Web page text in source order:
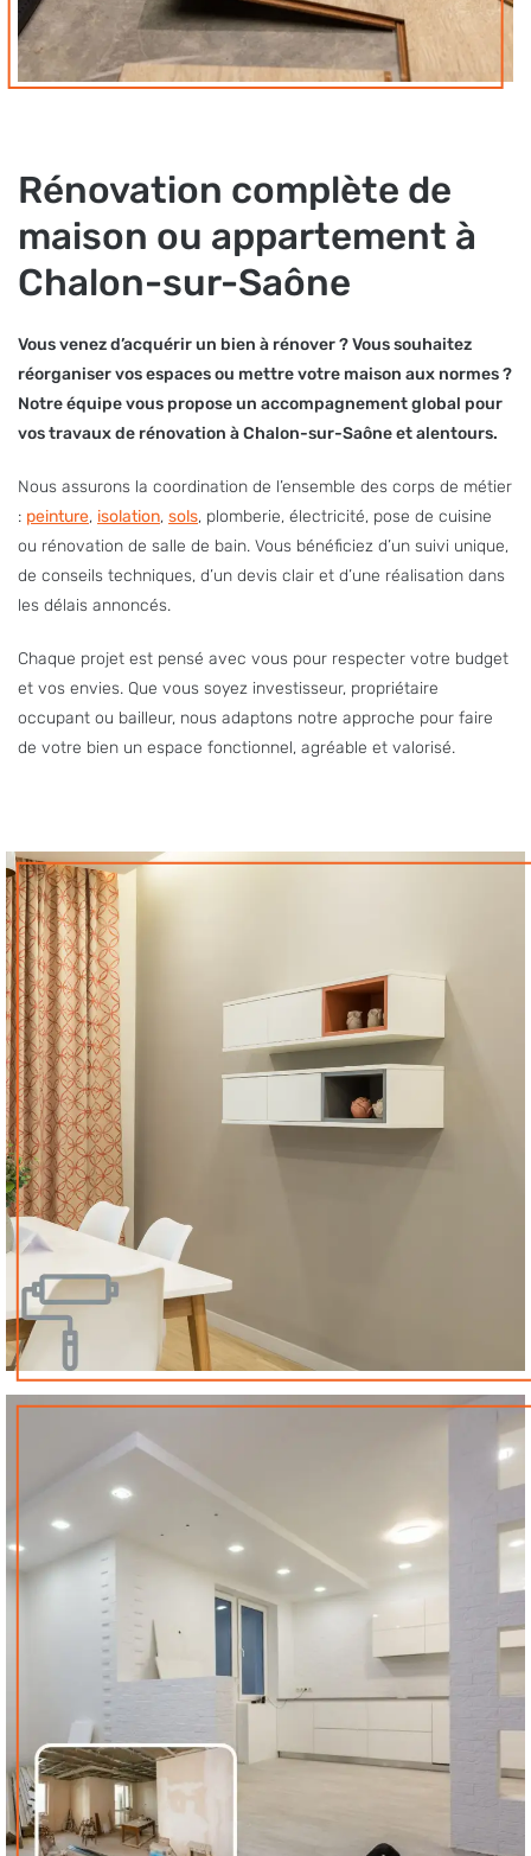
Rénovation complète de
maison ou appartement à
Chalon-sur-Saône
Vous venez d’acquérir un bien à rénover ? Vous souhaitez
réorganiser vos espaces ou mettre votre maison aux normes ?
Notre équipe vous propose un accompagnement global pour
vos travaux de rénovation à Chalon-sur-Saône et alentours.
Nous assurons la coordination de l’ensemble des corps de métier
: peinture, isolation, sols, plomberie, électricité, pose de cuisine
ou rénovation de salle de bain. Vous bénéficiez d’un suivi unique,
de conseils techniques, d’un devis clair et d’une réalisation dans
les délais annoncés.
Chaque projet est pensé avec vous pour respecter votre budget
et vos envies. Que vous soyez investisseur, propriétaire
occupant ou bailleur, nous adaptons notre approche pour faire
de votre bien un espace fonctionnel, agréable et valorisé.